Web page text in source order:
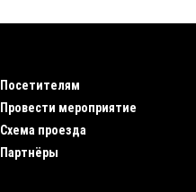
Посетителям
Провести мероприятие
Схема проезда
Партнёры